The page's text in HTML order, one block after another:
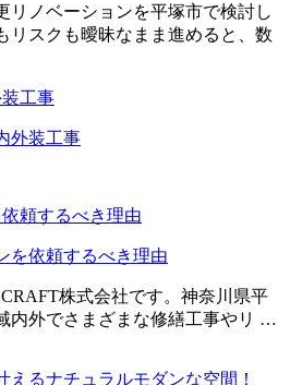
リノベーションを平塚市で検討し
リスクも曖昧なまま進めると、数
外装工事
を依頼するべき理由
株式会社です。神奈川県平
内外でさまざまな修繕工事やリ …
えるナチュラルモダンな空間！